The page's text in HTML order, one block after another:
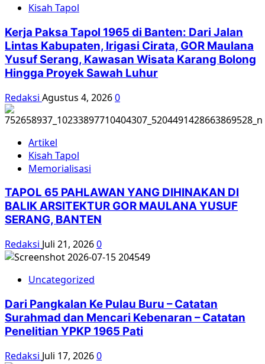
Kisah Tapol
Kerja Paksa Tapol 1965 di Banten: Dari Jalan
Lintas Kabupaten, Irigasi Cirata, GOR Maulana
Yusuf Serang, Kawasan Wisata Karang Bolong
Hingga Proyek Sawah Luhur
Redaksi Agustus 4, 20260
Artikel
Kisah Tapol
Memorialisasi
TAPOL 65 PAHLAWAN YANG DIHINAKAN DI
BALIK ARSITEKTUR GOR MAULANA YUSUF
SERANG, BANTEN
Redaksi Juli 21, 20260
Uncategorized
Dari Pangkalan Ke Pulau Buru – Catatan
Surahmad dan Mencari Kebenaran – Catatan
Penelitian YPKP 1965 Pati
Redaksi Juli 17, 20260